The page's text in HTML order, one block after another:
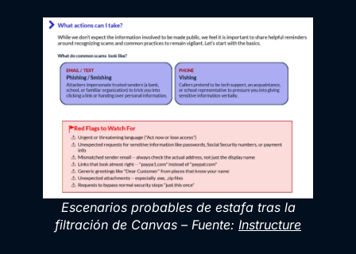
Escenarios probables de estafa tras la
filtración de Canvas – Fuente: Instructure